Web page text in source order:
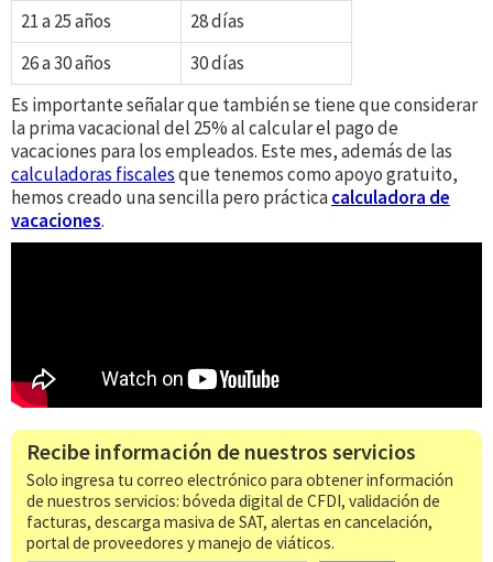
21 a 25 años
28 días
26 a 30 años
30 días
Es importante señalar que también se tiene que considerar
la prima vacacional del 25% al calcular el pago de
vacaciones para los empleados. Este mes, además de las
calculadoras fiscalesque tenemos como apoyo gratuito,
hemos creado una sencilla pero prácticacalculadora de
vacaciones.
Recibe información de nuestros servicios
Solo ingresa tu correo electrónico para obtener información
de nuestros servicios: bóveda digital de CFDI, validación de
facturas, descarga masiva de SAT, alertas en cancelación,
portal de proveedores y manejo de viáticos.